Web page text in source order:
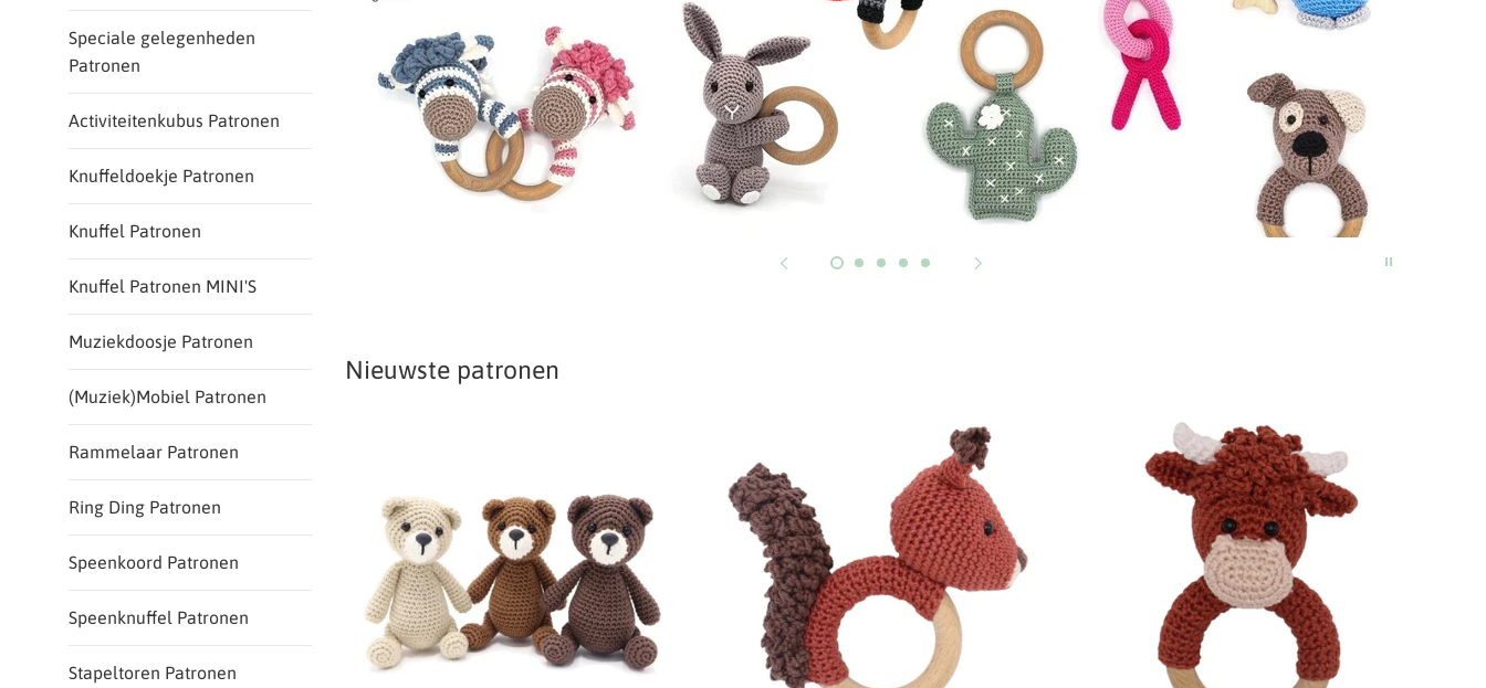
Speciale gelegenheden
Patronen
Activiteitenkubus Patronen
Knuffeldoekje Patronen
Knuffel Patronen
Knuffel Patronen MINI'S
Muziekdoosje Patronen
(Muziek)Mobiel Patronen
Rammelaar Patronen
Ring Ding Patronen
Speenkoord Patronen
Speenknuffel Patronen
Stapeltoren Patronen
Nieuwste patronen